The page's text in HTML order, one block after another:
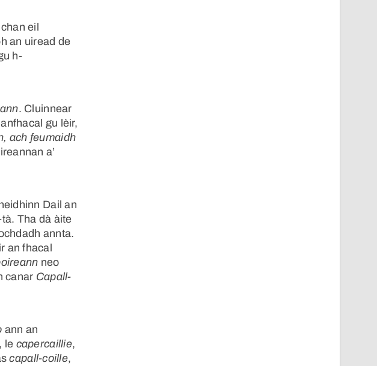
eil
an uiread de
h-
. Cluinnear
gu lèir,
ach feumaidh
a’
Dail an
Tha dà àite
annta.
an fhacal
neo
canar Capall-
ann an
le capercaillie,
capall-coille,